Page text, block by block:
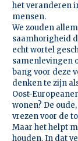
het veranderen
mensen.
We zouden
saamhorigheid
echt wortel
samenlevingen
bang voor deze
denken te zijn
Oost-
wonen? De
vrezen voor de
Maar het helpt
houden. In dat